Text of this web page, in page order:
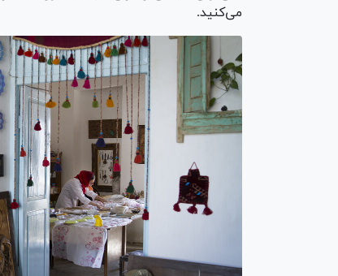
می‌کنید.